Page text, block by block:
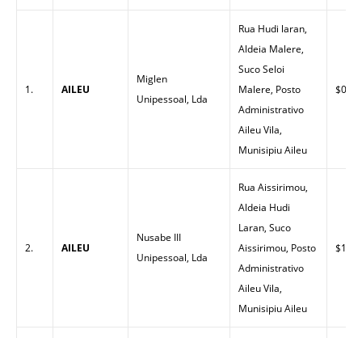
1. AILEU
Miglen
Unipessoal, Lda
Rua Hudi laran,
Aldeia Malere,
Suco Seloi
Malere, Posto
Administrativo
Aileu Vila,
Munisipiu Aileu
$0.00
2. AILEU
Nusabe III
Unipessoal, Lda
Rua Aissirimou,
Aldeia Hudi
Laran, Suco
Aissirimou, Posto
Administrativo
Aileu Vila,
Munisipiu Aileu
$1.55